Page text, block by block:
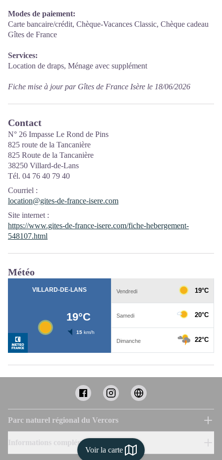
Voir la carte
Modes de paiement:
Carte bancaire/crédit, Chèque-Vacances Classic, Chèque cadeau
Gîtes de France
Services:
Location de draps, Ménage avec supplément
Fiche mise à jour par Gîtes de France Isère le 18/06/2026
Contact
N° 26 Impasse Le Rond de Pins
825 route de la Tancanière
825 Route de la Tancanière
38250 Villard-de-Lans
Tél. 04 76 40 79 40
Courriel :
location@gites-de-france-isere.com
Site internet :
https://www.gites-de-france-isere.com/fiche-hebergement-
548107.html
Météo
Parc naturel régional du Vercors
Informations complémentaires